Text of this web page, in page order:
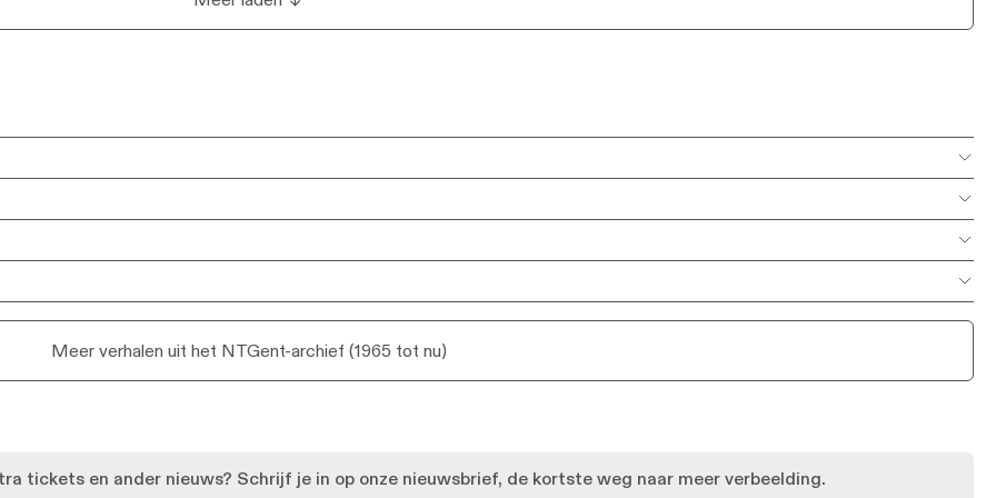
Meer info
Meer info
Meer verhalen uit het NTGent-archief (1965 tot nu)
tickets en ander nieuws? Schrijf je in op onze nieuwsbrief, de kortste weg naar meer verbeelding.